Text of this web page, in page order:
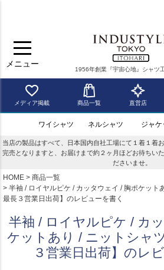
メニュー
1956年創業『宇宙心地』シャツ
メディア掲載 商品一覧 直営店
ワイシャツ ネルシャツ ジャケ
当店の製品はすべて、日本国内自社工場にて１着１着
完売となりますと、お届けまで約２ヶ月ほどお待ちい
ださいませ。
HOME
商品一覧
半袖 / ロイヤルピケ / カッタウェイ / 胸ポケット
最長３営業日出荷】のレビューを書く
半袖 / ロイヤルピケ / カ
ケットあり / ニットシャ
３営業日出荷】のレ